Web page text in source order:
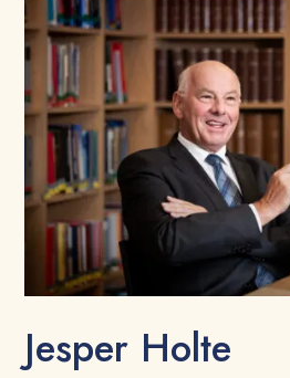
Jesper Holte